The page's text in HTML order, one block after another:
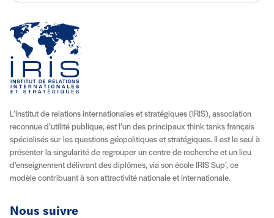
L’Institut de relations internationales et stratégiques (IRIS), association
reconnue d’utilité publique, est l’un des principaux think tanks français
spécialisés sur les questions géopolitiques et stratégiques. Il est le seul à
présenter la singularité de regrouper un centre de recherche et un lieu
d’enseignement délivrant des diplômes, via son école IRIS Sup’, ce
modèle contribuant à son attractivité nationale et internationale.
Nous suivre